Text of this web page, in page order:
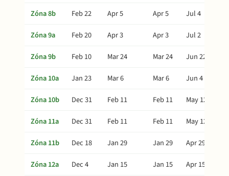
Zóna 8b
Feb 22 Apr 5 Apr 5
Jul 4
Zóna 9a
Feb 20 Apr 3 Apr 3
Jul 2
Zóna 9b
Feb 10 Mar 24 Mar 24
Jun 22
Zóna 10a
Jan 23 Mar 6 Mar 6
Jun 4
Zóna 10b
Dec 31 Feb 11 Feb 11
May 12
Zóna 11a
Dec 31 Feb 11 Feb 11
May 12
Zóna 11b
Dec 18 Jan 29 Jan 29
Apr 29
Zóna 12a
Dec 4 Jan 15 Jan 15 Apr 15